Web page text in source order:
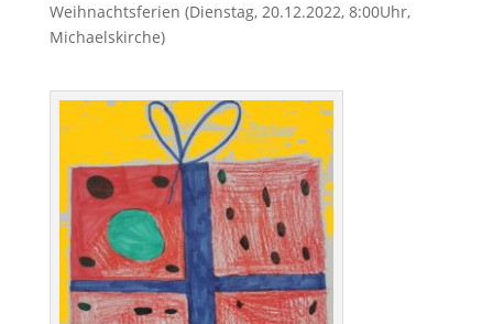
Weihnachtsferien (Dienstag, 20.12.2022, 8:00Uhr,
Michaelskirche)